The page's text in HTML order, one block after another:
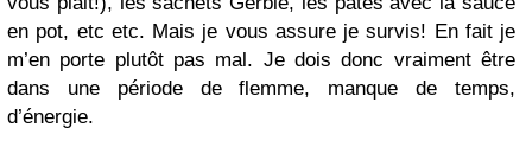
en pot, etc etc. Mais je vous assure je survis! En fait je
m’en porte plutôt pas mal. Je dois donc vraiment être
dans une période de flemme, manque de temps,
d’énergie.